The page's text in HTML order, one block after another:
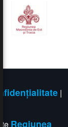
|
Regiunea